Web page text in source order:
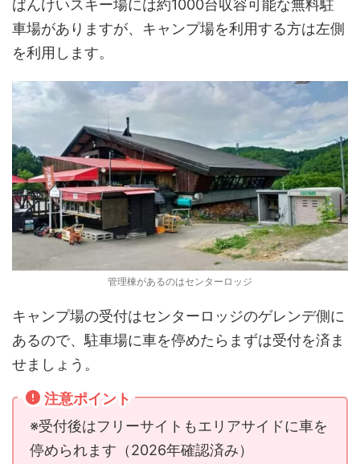
ばんけいスキー場には約1000台収容可能な無料駐
車場がありますが、キャンプ場を利用する方は左側
を利用します。
管理棟があるのはセンターロッジ
キャンプ場の受付はセンターロッジのゲレンデ側に
あるので、駐車場に車を停めたらまずは受付を済ま
せましょう。
注意ポイント
※受付後はフリーサイトもエリアサイドに車を
停められます（2026年確認済み）